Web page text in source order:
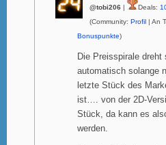
@tobi206 | Deals:
(Community: Profil | An
Bonuspunkte)
Die Preisspirale
automatisch solange
letzte Stück des
ist…. von der 2D-
Stück, da kann es
werden.